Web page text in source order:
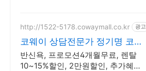
회복, 피부미용에 효과
http://1522-5178.cowaymall.co.kr 광고
코웨이 상담전문가 정기명 코
웨이 인증점
반신욕, 프로모션4개월무료, 렌탈
10~15%할인, 2만원할인, 추가혜택